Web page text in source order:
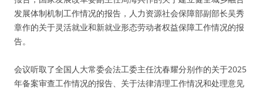
发展体制机制工作情况的报告，人力资源社会保障部副部长吴秀
章作的关于灵活就业和新就业形态劳动者权益保障工作情况的报
告。
会议听取了全国人大常委会法工委主任沈春耀分别作的关于2025
年备案审查工作情况的报告、关于法律清理工作情况和处理意见